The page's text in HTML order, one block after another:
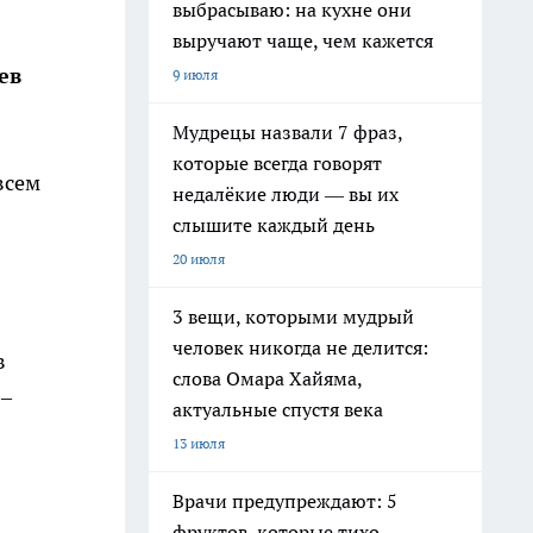
выбрасываю: на кухне они
выручают чаще, чем кажется
9 июля
Мудрецы назвали 7 фраз,
которые всегда говорят
недалёкие люди — вы их
слышите каждый день
20 июля
3 вещи, которыми мудрый
человек никогда не делится:
слова Омара Хайяма,
актуальные спустя века
13 июля
Врачи предупреждают: 5